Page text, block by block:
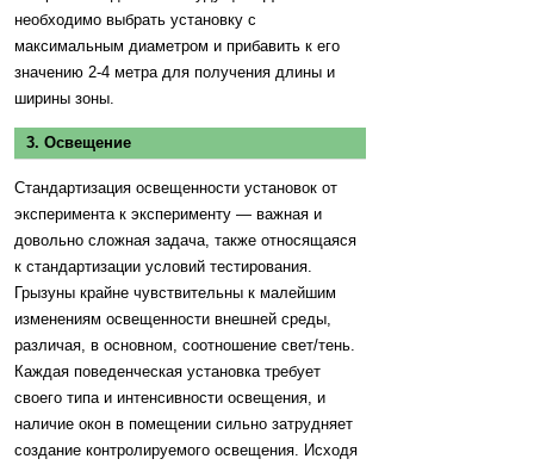
необходимо выбрать установку с
максимальным диаметром и прибавить к его
значению 2-4 метра для получения длины и
ширины зоны.
3. Освещение
Стандартизация освещенности установок от
эксперимента к эксперименту — важная и
довольно сложная задача, также относящаяся
к стандартизации условий тестирования.
Грызуны крайне чувствительны к малейшим
изменениям освещенности внешней среды,
различая, в основном, соотношение свет/тень.
Каждая поведенческая установка требует
своего типа и интенсивности освещения, и
наличие окон в помещении сильно затрудняет
создание контролируемого освещения. Исходя